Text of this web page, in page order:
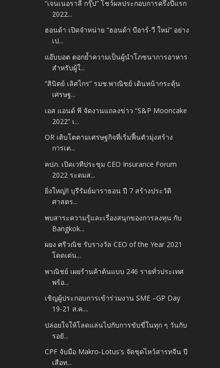
“เจนเนอราลี่ กรุ๊ป” โชว์ผลประกอบการครึ่งปีแรก
2022...
ฮอนด้า เปิดจำหน่าย “ฮอนด้า บีอาร์-วี ใหม่” อย่าง
เป...
แอ๊บบอต ตอกย้ำความเป็นผู้นำโภชนาการอาหาร
สำหรับผู้ใ...
“สินิตย์ เลิศไกร” รมช.พาณิชย์ เดินหน้ากระตุ้น
เศรษฐ...
เอส แอนด์ พี จัดงานแถลงข่าว “S&P Mooncake
2022” เ...
OR เติบโตตามเศรษฐกิจที่เริ่มฟื้นตัวมุ่งสร้าง
การเต...
คปภ. เปิดเวทีประชุม CEO Insurance Forum
2022 ระดมส...
ยิ่งใหญ่!! บุรีรัมย์มาราธอน ปี 7 สร้างประวัติ
ศาสตร...
พบสาระความรู้และเรื่องสนุกของการลงทุน กับ
Bangkok...
ผยง ศรีวณิช รับรางวัล CEO of the Year 2021
โดดเด่น...
พาณิชย์ เผยร้านค้าต้นแบบ 246 รายทั่วประเทศ
พร้อ...
เชิญผู้ประกอบการเข้าร่วมงาน SME –GP Day
19-21 ส.ค....
ปล่อยใจให้โลดแล่นไปกับการขับขี่ในทุก ๆ วันกับ
รอยั...
CPF จับมือ Makro-Lotus's จัดชุดไหว้สารทจีน ปี
เสือท...